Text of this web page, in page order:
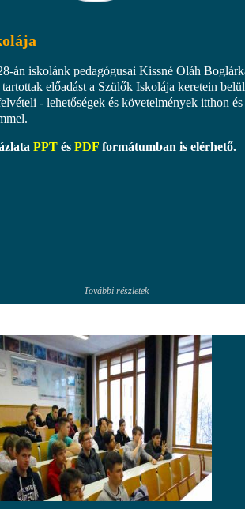
án iskolánk pedagógusai Kissné Oláh
előadást a Szülők Iskolája keretein belül
- lehetőségek és követelmények itthon és
PPT és PDF formátumban is elérhető.
További részletek